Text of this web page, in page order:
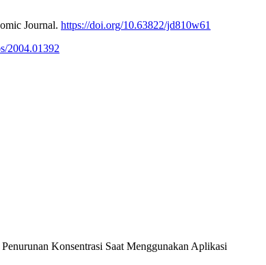
Journal. https://doi.org/10.63822/jd810w61
2004.01392
Konsentrasi Saat Menggunakan Aplikasi